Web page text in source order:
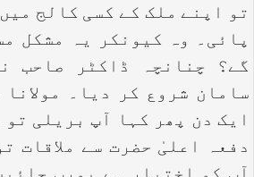
تو اپنے ملک کے کسی کالج
پائی۔ وہ کیونکر یہ مشکل
گے؟ چنانچہ ڈاکٹر صاحب
سامان شروع کر دیا۔
ایک دن پھر کہا آپ بریلی
دفعہ اعلیٰ حضرت سے ملاقات